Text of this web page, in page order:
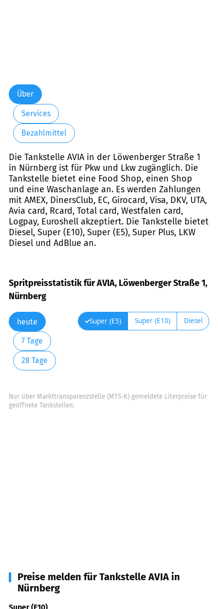
Über
Services
Bezahlmittel
Die Tankstelle AVIA in der Löwenberger Straße 1
in Nürnberg ist für Pkw und Lkw zugänglich. Die
Tankstelle bietet eine Food Shop, einen Shop
und eine Waschanlage an. Es werden Zahlungen
mit AMEX, DinersClub, EC, Girocard, Visa, DKV, UTA,
Avia card, Rcard, Total card, Westfalen card,
Logpay, Euroshell akzeptiert. Die Tankstelle bietet
Diesel, Super (E10), Super (E5), Super Plus, LKW
Diesel und AdBlue an.
Spritpreisstatistik für AVIA, Löwenberger Straße 1,
Nürnberg
heute
7 Tage
28 Tage
Super (E5) Super (E10) Diesel
Nur über Markttransparenzstelle (MTS-K) gemeldete Literpreise für
geöffnete Tankstellen.
Preise melden für Tankstelle AVIA in
Nürnberg